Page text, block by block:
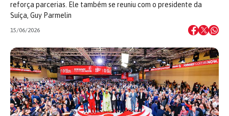
reforça parcerias. Ele também se reuniu com o presidente da
Suíça, Guy Parmelin
15/06/2026